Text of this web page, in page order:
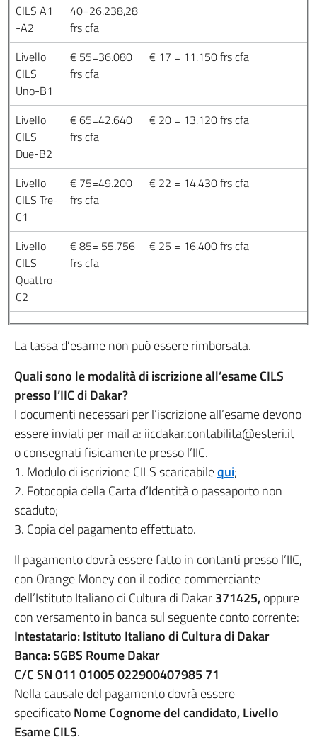
CILS A1
-A2
40=26.238,28
frs cfa
Livello
CILS
Uno-B1
€ 55=36.080
frs cfa
€ 17 = 11.150 frs cfa
Livello
CILS
Due-B2
€ 65=42.640
frs cfa
€ 20 = 13.120 frs cfa
Livello
CILS Tre-
C1
€ 75=49.200
frs cfa
€ 22 = 14.430 frs cfa
Livello
CILS
Quattro-
C2
€ 85= 55.756
frs cfa
€ 25 = 16.400 frs cfa
La tassa d’esame non può essere rimborsata.
Quali sono le modalità di iscrizione all’esame CILS
presso l’IIC di Dakar?
I documenti necessari per l’iscrizione all’esame devono
essere inviati per mail a: iicdakar.contabilita@esteri.it
o consegnati fisicamente presso l’IIC.
1. Modulo di iscrizione CILS scaricabilequi;
2. Fotocopia della Carta d’Identità o passaporto non
scaduto;
3. Copia del pagamento effettuato.
Il pagamento dovrà essere fatto in contanti presso l’IIC,
con Orange Money con il codice commerciante
dell’Istituto Italiano di Cultura di Dakar371425,oppure
con versamento in banca sul seguente conto corrente:
Intestatario: Istituto Italiano di Cultura di Dakar
Banca: SGBS Roume Dakar
C/C SN 011 01005 022900407985 71
Nella causale del pagamento dovrà essere
specificatoNome Cognome del candidato, Livello
Esame CILS.